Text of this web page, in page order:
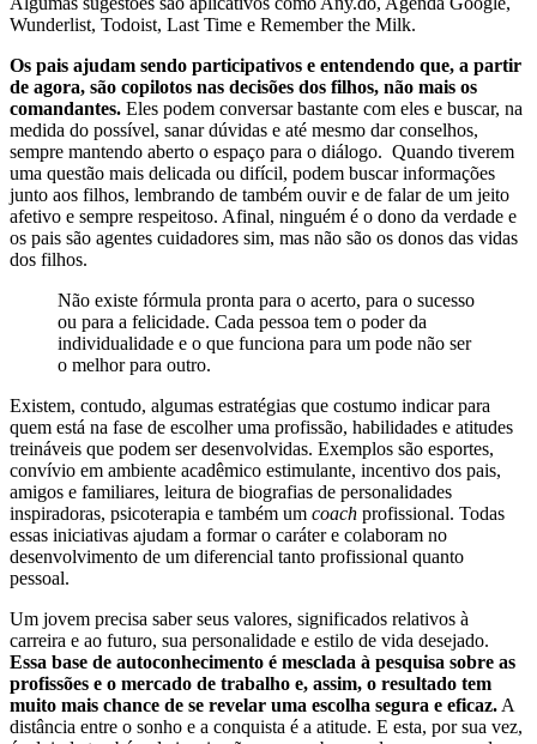
Wunderlist, Todoist, Last Time e Remember the Milk.
Os pais ajudam sendo participativos e entendendo que, a partir
de agora, são copilotos nas decisões dos filhos, não mais os
comandantes. Eles podem conversar bastante com eles e buscar, na
medida do possível, sanar dúvidas e até mesmo dar conselhos,
sempre mantendo aberto o espaço para o diálogo. Quando tiverem
uma questão mais delicada ou difícil, podem buscar informações
junto aos filhos, lembrando de também ouvir e de falar de um jeito
afetivo e sempre respeitoso. Afinal, ninguém é o dono da verdade e
os pais são agentes cuidadores sim, mas não são os donos das vidas
dos filhos.
Não existe fórmula pronta para o acerto, para o sucesso
ou para a felicidade. Cada pessoa tem o poder da
individualidade e o que funciona para um pode não ser
o melhor para outro.
Existem, contudo, algumas estratégias que costumo indicar para
quem está na fase de escolher uma profissão, habilidades e atitudes
treináveis que podem ser desenvolvidas. Exemplos são esportes,
convívio em ambiente acadêmico estimulante, incentivo dos pais,
amigos e familiares, leitura de biografias de personalidades
inspiradoras, psicoterapia e também um coach profissional. Todas
essas iniciativas ajudam a formar o caráter e colaboram no
desenvolvimento de um diferencial tanto profissional quanto
pessoal.
Um jovem precisa saber seus valores, significados relativos à
carreira e ao futuro, sua personalidade e estilo de vida desejado.
Essa base de autoconhecimento é mesclada à pesquisa sobre as
profissões e o mercado de trabalho e, assim, o resultado tem
muito mais chance de se revelar uma escolha segura e eficaz. A
distância entre o sonho e a conquista é a atitude. E esta, por sua vez,